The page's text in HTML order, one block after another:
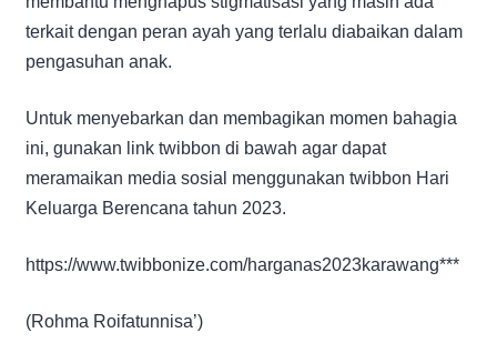
terkait dengan peran ayah yang terlalu diabaikan dalam
pengasuhan anak.
Untuk menyebarkan dan membagikan momen bahagia
ini, gunakan link twibbon di bawah agar dapat
meramaikan media sosial menggunakan twibbon Hari
Keluarga Berencana tahun 2023.
https://www.twibbonize.com/harganas2023karawang***
(Rohma Roifatunnisa’)